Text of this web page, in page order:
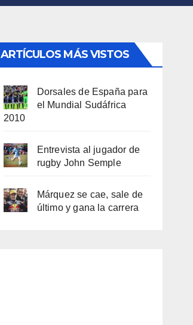
ARTÍCULOS MÁS VISTOS
Dorsales de España para
el Mundial Sudáfrica
2010
Entrevista al jugador de
rugby John Semple
Márquez se cae, sale de
último y gana la carrera